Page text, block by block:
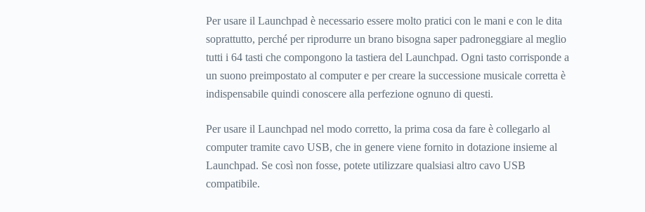
Per usare il Launchpad è necessario essere molto pratici con le mani e con le dita
soprattutto, perché per riprodurre un brano bisogna saper padroneggiare al meglio
tutti i 64 tasti che compongono la tastiera del Launchpad. Ogni tasto corrisponde a
un suono preimpostato al computer e per creare la successione musicale corretta è
indispensabile quindi conoscere alla perfezione ognuno di questi.
Per usare il Launchpad nel modo corretto, la prima cosa da fare è collegarlo al
computer tramite cavo USB, che in genere viene fornito in dotazione insieme al
Launchpad. Se così non fosse, potete utilizzare qualsiasi altro cavo USB
compatibile.